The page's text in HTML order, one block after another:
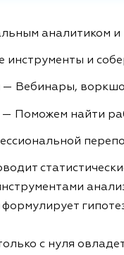
аналитиком
инструменты и
Вебинары,
Поможем найти
с нуля